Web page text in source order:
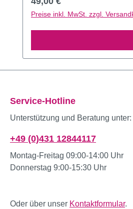
Preise inkl. MwSt. zzgl.
Service-Hotline
Unterstützung und Beratung unter:
+49 (0)431 12844117
Montag-Freitag 09:00-14:00 Uhr
Donnerstag 9:00-15:30 Uhr
Oder über unser Kontaktformular.